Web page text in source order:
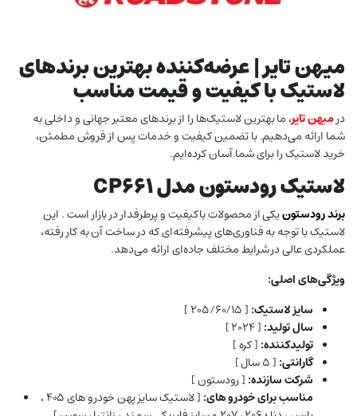
میهن تایر | عرضه‌کننده بهترین برندهای
لاستیک با کیفیت و قیمت مناسب
درمیهن تایر، ما بهترین لاستیک‌ها را از برندهای معتبر جهانی و داخلی به
شما ارائه می‌دهیم. با تضمین کیفیت و خدمات پس از فروش مطمئن،
خرید لاستیک را برای شما آسان کرده‌ایم.
لاستیک رودستون مدل CP661
برند رودستونیکی از محصولات باکیفیت و پرطرفدار در بازار است . این
لاستیک با توجه به فناوری‌های پیشرفته‌ای که در ساخت آن به کار رفته،
عملکردی عالی در شرایط مختلف جاده‌ای ارائه می‌دهد.
ویژگی‌های اصلی:
سایز لاستیک: [ ۲۰۵/۶۰/۱۵ ]
سال تولید: [ ۲۰۲۴ ]
تولیدکننده: [ کره ]
گارانتی: [ ۵ سال ]
شرکت سازنده: [ رودستون ]
مناسب برای خودرو های:
[ لاستیک سایز پهن خودرو های ۴۰۵ ،